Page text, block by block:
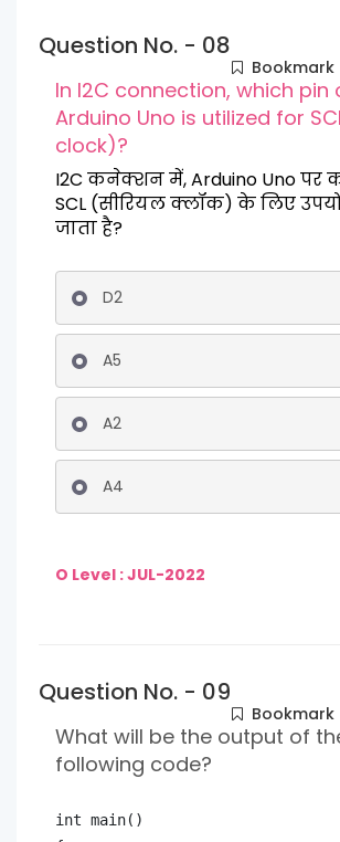
Question No. - 08
Bookmark
In I2C connection, which pin
Arduino Uno is utilized for
clock)?
I2C कनेक्शन में, Arduino Uno पर
SCL (सीरियल क्लॉक) के लिए
जाता है?
D2
A5
A2
A4
O Level : JUL-2022
Question No. - 09
Bookmark
What will be the output of
following code?